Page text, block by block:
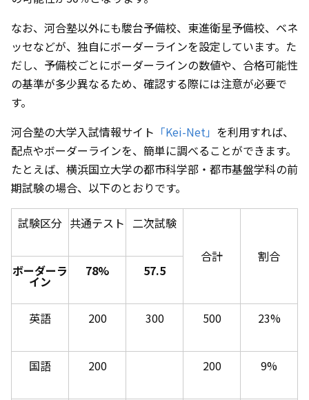
なお、河合塾以外にも駿台予備校、東進衛星予備校、ベネ
ッセなどが、独自にボーダーラインを設定しています。た
だし、予備校ごとにボーダーラインの数値や、合格可能性
の基準が多少異なるため、確認する際には注意が必要で
す。
河合塾の大学入試情報サイト 「Kei-Net」 を利用すれば、
配点やボーダーラインを、簡単に調べることができます。
たとえば、横浜国立大学の都市科学部・都市基盤学科の前
期試験の場合、以下のとおりです。
試験区分 共通テスト 二次試験
合計
割合
ボーダーラ
イン
78% 57.5
英語 200 300 500 23%
国語 200 200 9%